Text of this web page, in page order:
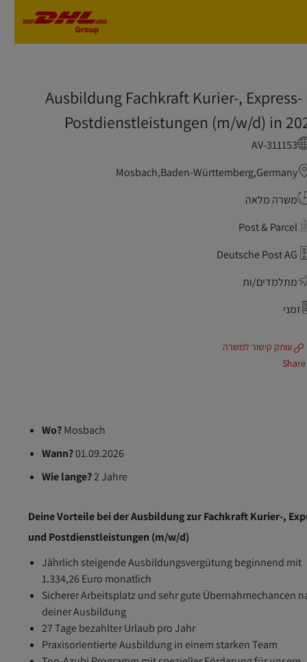
Ausbildung Fachkraft Kurier-, Express-
Postdienstleistungen (m/w/d) in
AV-311153
Mosbach,Baden-Württemberg,Germany
משרה מלאה
Post & Parcel
Deutsche Post AG
מתלמדים/ות
זמני
עותק קישור למשרה
Share
Wo?Mosbach
Wann?01.09.2026
Wie lange?2 Jahre
Deine Vorteile bei der Ausbildung zur Fachkraft Kurier-,
und Postdienstleistungen (m/w/d)
Jährlich steigende Ausbildungsvergütung beginnend mit
1.334,26 Euro monatlich
Sicherer Arbeitsplatz und sehr gute Übernahmechancen
deiner Ausbildung
27 Tage bezahlter Urlaub pro Jahr
Praxisorientierte Ausbildung in einem starken Team